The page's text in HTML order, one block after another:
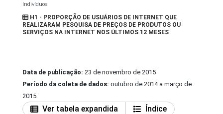
Indivíduos
H1 - PROPORÇÃO DE USUÁRIOS DE INTERNET QUE
REALIZARAM PESQUISA DE PREÇOS DE PRODUTOS OU
SERVIÇOS NA INTERNET NOS ÚLTIMOS 12 MESES
Data de publicação: 23 de novembro de 2015
Período da coleta de dados: outubro de 2014 a março de
2015
Ver tabela expandida
Índice